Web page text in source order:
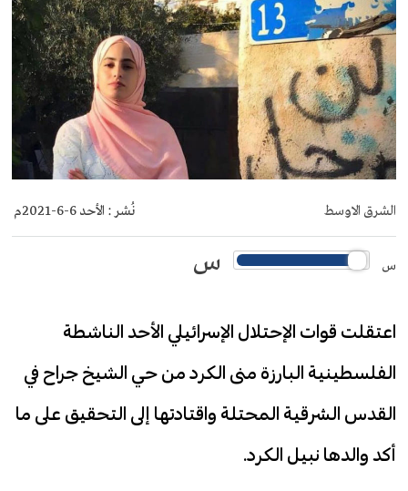
الشرق الاوسط نُشر : الأحد 6-6-2021م
س س
اعتقلت قوات الإحتلال الإسرائيلي الأحد الناشطة
الفلسطينية البارزة منى الكرد من حي الشيخ جراح في
القدس الشرقية المحتلة واقتادتها إلى التحقيق على ما
أكد والدها نبيل الكرد.